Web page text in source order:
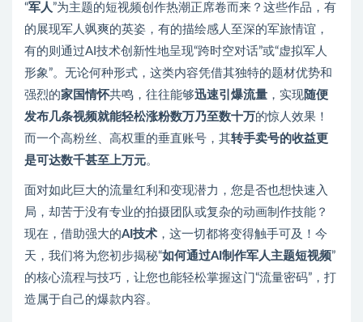
“军人 ”为主题的短视频创作热潮正席卷而来？这些作品，有
的展现军人飒爽的英姿，有的描绘感人至深的军旅情谊，
有的则通过AI技术创新性地呈现“跨时空对话”或“虚拟军人
形象”。无论何种形式，这类内容凭借其独特的题材优势和
强烈的家国情怀共鸣，往往能够迅速引爆流量 ，实现随便
发布几条视频就能轻松涨粉数万乃至数十万的惊人效果！
而一个高粉丝、高权重的垂直账号，其转手卖号的收益更
是可达数千甚至上万元。
面对如此巨大的流量红利和变现潜力，您是否也想快速入
局，却苦于没有专业的拍摄团队或复杂的动画制作技能？
现在，借助强大的AI技术 ，这一切都将变得触手可及！今
天，我们将为您初步揭秘“如何通过AI制作军人主题短视频”
的核心流程与技巧，让您也能轻松掌握这门“流量密码”，打
造属于自己的爆款内容。